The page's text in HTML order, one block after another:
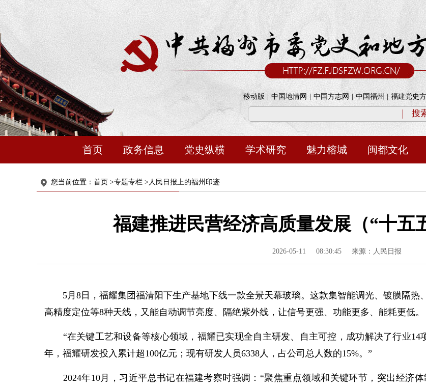
移动版 中国地情网 中国方志网 中国福州 福建党史
搜
首页 政务信息 党史纵横 学术研究 魅力榕城 闽都文化
您当前位置： 首页 >专题专栏 >人民日报上的福州印迹
福建推进民营经济高质量发展（“十五
2026-05-11 08:30:45 来源：人民日报
5月8日，福耀集团福清阳下生产基地下线一款全景天幕玻璃。这款集智能调光、镀膜隔热
高精度定位等8种天线，又能自动调节亮度、隔绝紫外线，让信号更强、功能更多、能耗更低。
“在关键工艺和设备等核心领域，福耀已实现全自主研发、自主可控，成功解决了行业14
年，福耀研发投入累计超100亿元；现有研发人员6338人，占公司总人数的15%。”
2024年10月，习近平总书记在福建考察时强调：“聚焦重点领域和关键环节，突出经济